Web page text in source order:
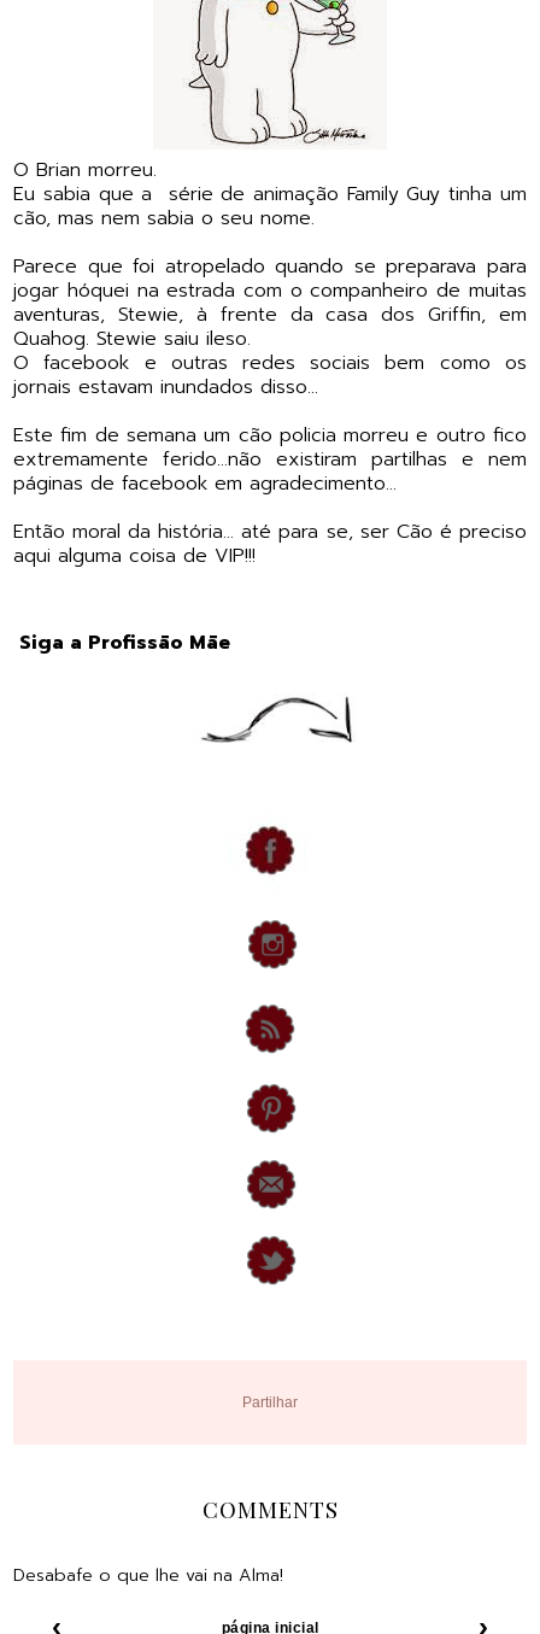
O Brian morreu.
Eu sabia que a série de animação Family Guy tinha um
cão, mas nem sabia o seu nome.
Parece que foi atropelado quando se preparava para
jogar hóquei na estrada com o companheiro de muitas
aventuras, Stewie, à frente da casa dos Griffin, em
Quahog. Stewie saiu ileso.
O facebook e outras redes sociais bem como os
jornais estavam inundados disso...
Este fim de semana um cão policia morreu e outro fico
extremamente ferido...não existiram partilhas e nem
páginas de facebook em agradecimento...
Então moral da história... até para se, ser Cão é preciso
aqui alguma coisa de VIP!!!
Siga a Profissão Mãe
Partilhar
COMMENTS
Desabafe o que lhe vai na Alma!
‹ ›
página inicial